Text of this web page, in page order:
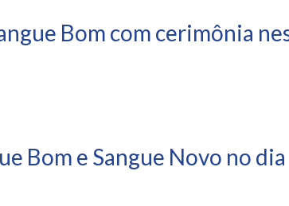
Bom com cerimônia
Bom e Sangue Novo no